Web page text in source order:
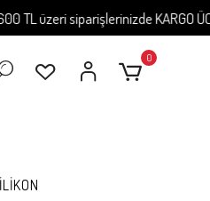
üzeri siparişlerinizde KARGO
0